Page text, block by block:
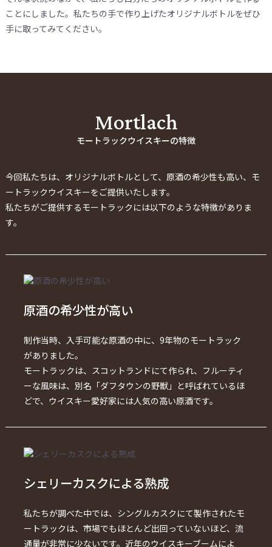
ことにしました。私たちの手で作り上げたオリジナルボトルをぜひ
手に取ってみてください。
Mortlach
モートラックウイスキーの特徴
今回私たちは、オリジナルボトルとして、原酒の希少性も高い、モ
ートラックウイスキーをご提供いたします。
私たちがご提供するモートラックには以下のような特徴がありま
す。
原酒の希少性が高い
制作当時、入手可能な原酒の中に、9年物のモートラック
がありました。
モートラックは、スコットランドにて作られ、フルーティ
ーな風味は、別名「ダフタウンの野獣」と呼ばれているほ
どで、ウイスキー愛好家には人気の高い原酒です。
シェリーカスクによる熟成
私たちが調べた中では、シングルカスクにて製作されたモ
ートラックは、市場でもほとんど出回っていないほど、流
通量が非常に少ないです。近年のウイスキーブームによ